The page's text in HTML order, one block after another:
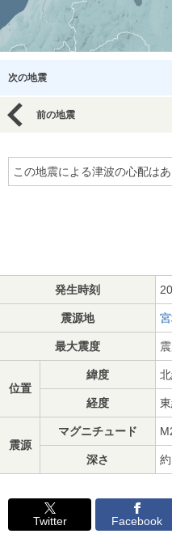
次の地震
前の地震
この地震による津波の心配はあ
発生時刻
震源地
最大震度
位置
緯度
経度
震源
マグニチュード
深さ
Twitter Facebook